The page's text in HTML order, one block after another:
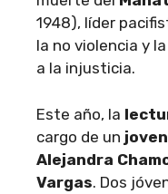
1948), líder
la no violencia y
a la injusticia.
Este año, la
cargo de un
Alejandra
Vargas. Dos